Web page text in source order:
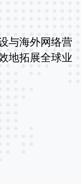
与海外网络营
地拓展全球业